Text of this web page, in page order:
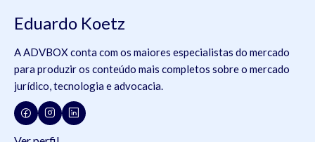
Eduardo Koetz
A ADVBOX conta com os maiores especialistas do mercado
para produzir os conteúdo mais completos sobre o mercado
jurídico, tecnologia e advocacia.